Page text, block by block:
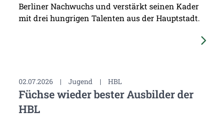
Berliner Nachwuchs und verstärkt seinen Kader
mit drei hungrigen Talenten aus der Hauptstadt.
02.07.2026 | Jugend | HBL
Füchse wieder bester Ausbilder der
HBL